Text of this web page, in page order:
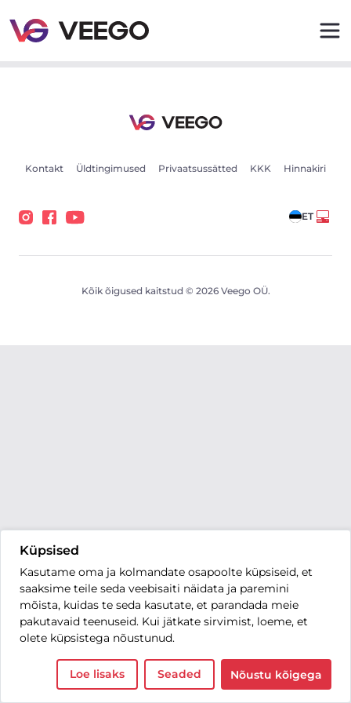
Küpsised
Kasutame oma ja kolmandate osapoolte küpsiseid, et
saaksime teile seda veebisaiti näidata ja paremini
mõista, kuidas te seda kasutate, et parandada meie
pakutavaid teenuseid. Kui jätkate sirvimist, loeme, et
olete küpsistega nõustunud.
Loe lisaks Seaded Nõustu kõigega
Kontakt Üldtingimused Privaatsussätted KKK Hinnakiri
ET
Kõik õigused kaitstud © 2026 Veego OÜ.